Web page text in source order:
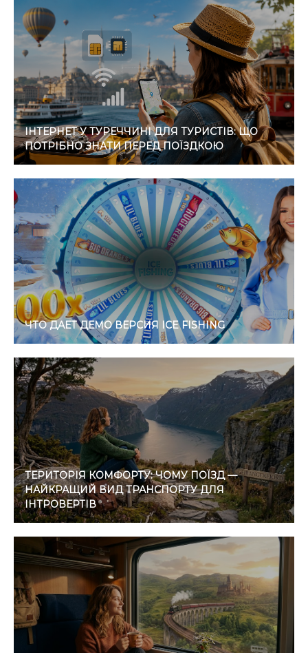
ІНТЕРНЕТ У ТУРЕЧЧИНІ ДЛЯ ТУРИСТІВ: ЩО
ПОТРІБНО ЗНАТИ ПЕРЕД ПОЇЗДКОЮ
ЧТО ДАЕТ ДЕМО ВЕРСИЯ ICE FISHING
ТЕРИТОРІЯ КОМФОРТУ: ЧОМУ ПОЇЗД —
НАЙКРАЩИЙ ВИД ТРАНСПОРТУ ДЛЯ
ІНТРОВЕРТІВ